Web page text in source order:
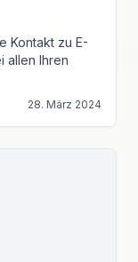
Kontakt zu E-
allen Ihren
28. März 2024